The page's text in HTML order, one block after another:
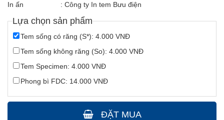
In ấn
: Công ty In tem Bưu điện
Lựa chọn sản phẩm
Tem sống có răng (S*): 4.000 VNĐ
Tem sống không răng (So): 4.000 VNĐ
Tem Specimen: 4.000 VNĐ
Phong bì FDC: 14.000 VNĐ
ĐẶT MUA